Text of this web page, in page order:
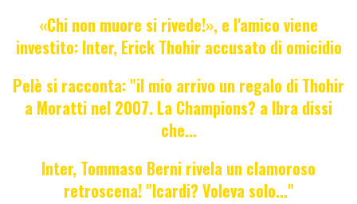
«Chi non muore si rivede!», e l'amico viene
investito: Inter, Erick Thohir accusato di omicidio
Pelè si racconta: "il mio arrivo un regalo di Thohir
a Moratti nel 2007. La Champions? a Ibra dissi
che...
Inter, Tommaso Berni rivela un clamoroso
retroscena! "Icardi? Voleva solo..."